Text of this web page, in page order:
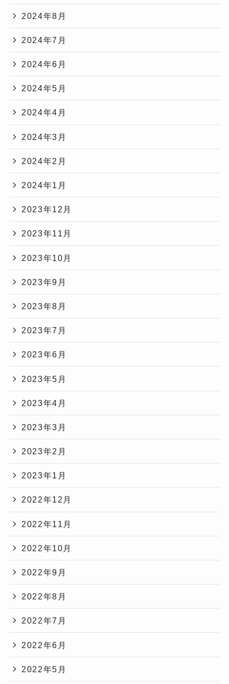
2024年8月
2024年7月
2024年6月
2024年5月
2024年4月
2024年3月
2024年2月
2024年1月
2023年12月
2023年11月
2023年10月
2023年9月
2023年8月
2023年7月
2023年6月
2023年5月
2023年4月
2023年3月
2023年2月
2023年1月
2022年12月
2022年11月
2022年10月
2022年9月
2022年8月
2022年7月
2022年6月
2022年5月